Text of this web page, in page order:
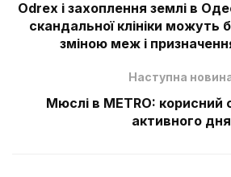
Odrex і захоплення землі в
скандальної клініки можуть
зміною меж і
Наступна
Мюслі в METRO: корисний
активного дня